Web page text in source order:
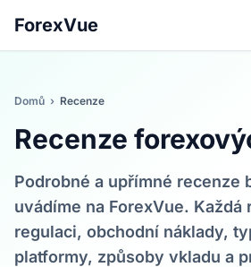
ForexVue
Domů › Recenze
Recenze
Podrobné a upřímné recenze
uvádíme na ForexVue.
regulaci, obchodní náklady,
platformy, způsoby vkladu a